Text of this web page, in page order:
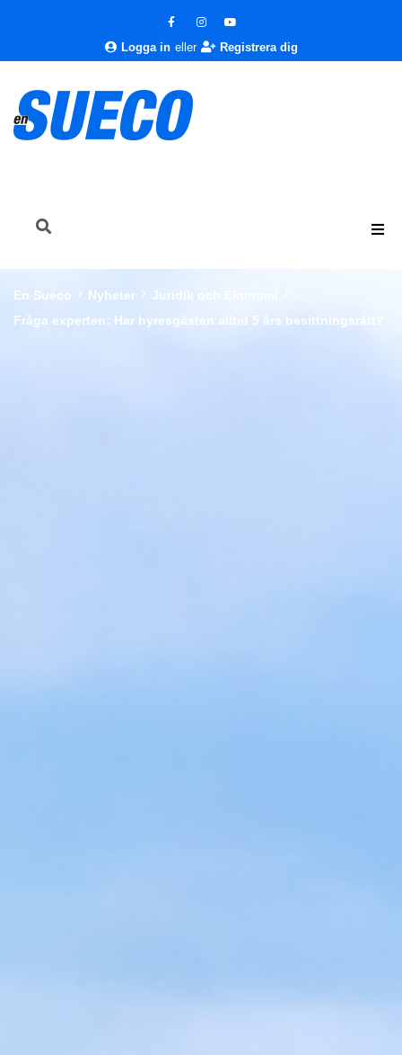
Logga in eller Registrera dig
En Sueco Nyheter
Juridik och Ekonomi
Fråga experten: Har hyresgästen alltid 5 års besittningsrätt?